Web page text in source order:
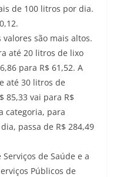
de 100 litros por dia.
valores são mais altos.
até 20 litros de lixo
para R$ 61,52. A
até 30 litros de
85,33 vai para R$
categoria, para
passa de R$ 284,49
de Saúde e a
Públicos de